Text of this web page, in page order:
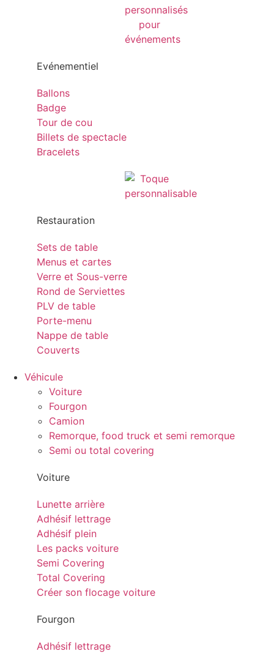
Evénementiel
Ballons
Badge
Tour de cou
Billets de spectacle
Bracelets
Restauration
Sets de table
Menus et cartes
Verre et Sous-verre
Rond de Serviettes
PLV de table
Porte-menu
Nappe de table
Couverts
Véhicule
Voiture
Fourgon
Camion
Remorque, food truck et semi remorque
Semi ou total covering
Voiture
Lunette arrière
Adhésif lettrage
Adhésif plein
Les packs voiture
Semi Covering
Total Covering
Créer son flocage voiture
Fourgon
Adhésif lettrage